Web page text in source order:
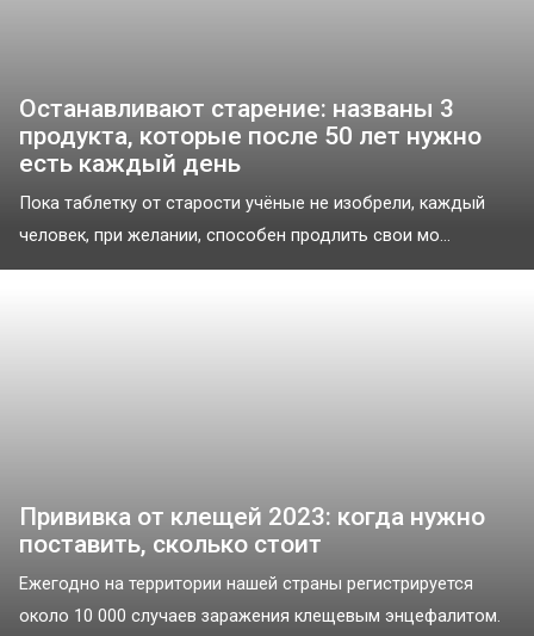
Останавливают старение: названы 3
продукта, которые после 50 лет нужно
есть каждый день
Пока таблетку от старости учёные не изобрели, каждый
человек, при желании, способен продлить свои мо...
Прививка от клещей 2023: когда нужно
поставить, сколько стоит
Ежегодно на территории нашей страны регистрируется
около 10 000 случаев заражения клещевым энцефалитом.